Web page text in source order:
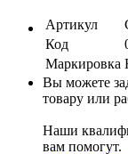
Артикул
Код
Маркировка
Вы можете
товару или
Наши
вам помогут.